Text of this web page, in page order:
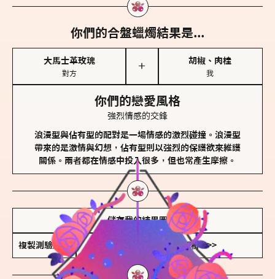
你們的合盤蠟燭結果是...
大馬士革玫瑰
對方
＋
胡椒、肉桂
我
你們的戀愛風格
強烈情感的交鋒
浪漫型與佔有型的配對是一場情感的激烈碰撞。浪漫型
帶來的是激情與幻想，佔有型則以強烈的保護欲來維護
關係。兩者都在情感中投入很多，但也常產生摩擦。
儲存我的結果圖
複製測驗連結 查看香氛類型全解析 >>>